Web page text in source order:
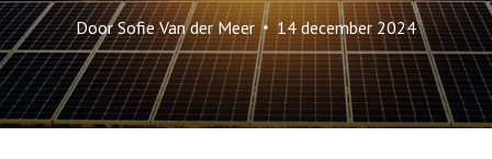
DoorSofie Van der Meer 14 december 2024